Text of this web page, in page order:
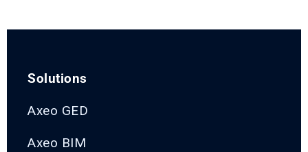
Solutions
Axeo GED
Axeo BIM